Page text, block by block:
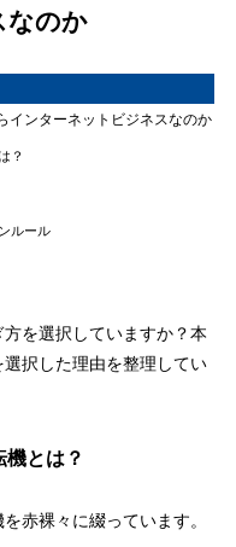
なのか
インターネットビジネスなのか
？
ルール
を選択していますか？本
択した理由を整理してい
とは？
赤裸々に綴っています。